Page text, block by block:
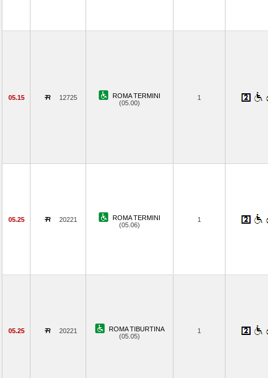
05.15 12725
ROMA TERMINI
(05.00)
1
05.25 20221
ROMA TERMINI
(05.06)
1
05.25 20221
ROMA TIBURTINA
(05.05)
1